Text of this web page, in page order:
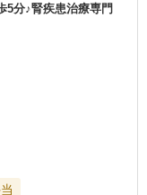
5分♪腎疾患治療専門